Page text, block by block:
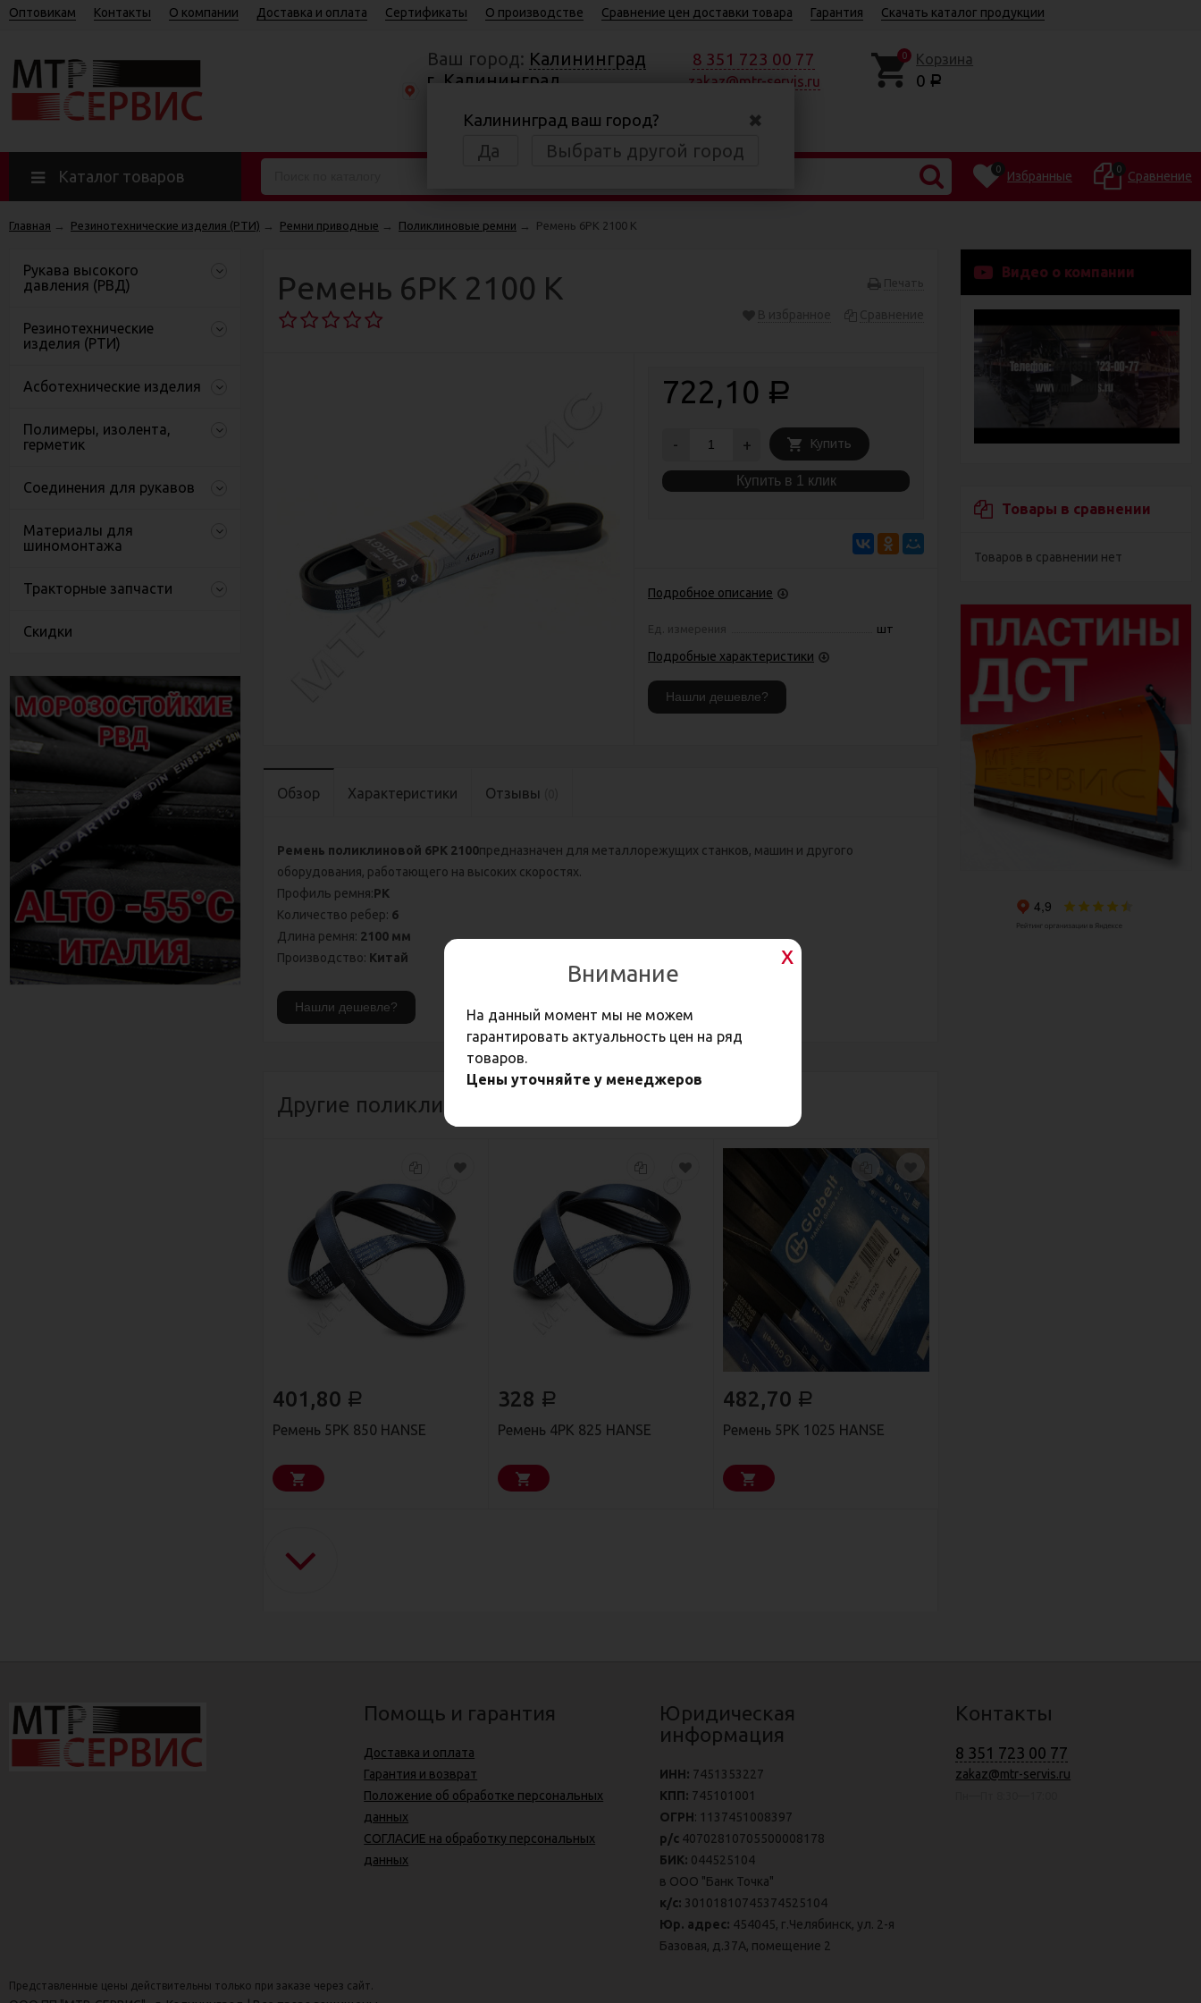
Оптовикам Контакты О компании Доставка и оплата Сертификаты О производстве Сравнение цен доставки товара Гарантия Скачать каталог продукции
Ваш город: Калининград
✖
Калининград ваш город?
Да Выбрать другой город
г. Калининград,
Пн—Пт 8:30—17:00
8 351 723 00 77
zakaz@mtr-servis.ru
0 Корзина
0 Р
Каталог товаров 0 Избранные 0 Сравнение
Главная → Резинотехнические изделия (РТИ) → Ремни приводные → Поликлиновые ремни → Ремень 6РК 2100 К
Видео о компании
Товары в сравнении
Товаров в сравнении нет
Рукава высокого
давления (РВД)
Резинотехнические
изделия (РТИ)
Асботехнические изделия
Полимеры, изолента,
герметик
Соединения для рукавов
Материалы для
шиномонтажа
Тракторные запчасти
Скидки
Ремень 6РК 2100 К
722,10 Р
- + Купить
Купить в 1 клик
Подробное описание
Ед. измерения шт
Подробные характеристики
Обзор Характеристики Отзывы
Ремень поликлиновой 6РК 2100предназначен для металлорежущих станков, машин и другого
оборудования, работающего на высоких скоростях.
Профиль ремня:PK
Количество ребер: 6
Длина ремня: 2100 мм
Производство: Китай
Другие поликлиновые ремни
401,80 Р
Ремень 5РК 850 HANSE
328 Р
Ремень 4РК 825 HANSE
482,70 Р
Ремень 5РК 1025 HANSE
Помощь и гарантия
Доставка и оплата
Гарантия и возврат
Положение об обработке персональных
данных
СОГЛАСИЕ на обработку персональных
данных
Юридическая
информация
ИНН: 7451353227
КПП: 745101001
ОГРН: 1137451008397
р/с 40702810705500008178
БИК: 044525104
в ООО "Банк Точка"
к/с: 30101810745374525104
Юр. адрес: 454045, г.Челябинск, ул. 2-я
Базовая, д.37А, помещение 2
Контакты
8 351 723 00 77
zakaz@mtr-servis.ru
Представленные цены действительны только при заказе через сайт.
Внимание
На данный момент мы не можем
гарантировать актуальность цен на ряд
товаров.
Цены уточняйте у менеджеров